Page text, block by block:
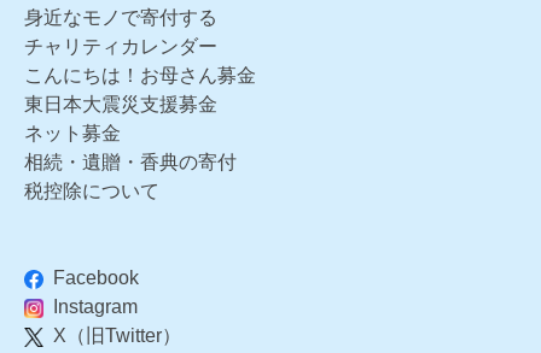
身近なモノで寄付する
チャリティカレンダー
こんにちは！お母さん募金
東日本大震災支援募金
ネット募金
相続・遺贈・香典の寄付
税控除について
Facebook
Instagram
X（旧Twitter）